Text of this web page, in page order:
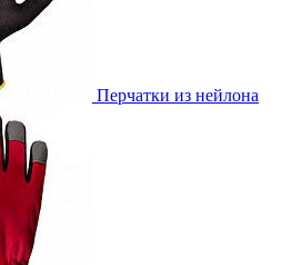
Перчатки из нейлона